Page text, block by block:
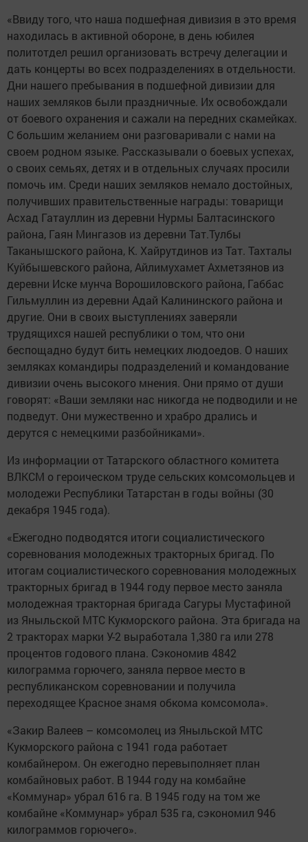
«Ввиду того, что наша подшефная дивизия в это время
находилась в активной обороне, в день юбилея
политотдел решил организовать встречу делегации и
дать концерты во всех подразделениях в отдельности.
Дни нашего пребывания в подшефной дивизии для
наших земляков были праздничные. Их освобождали
от боевого охранения и сажали на передних скамейках.
С большим желанием они разговаривали с нами на
своем родном языке. Рассказывали о боевых успехах,
о своих семьях, детях и в отдельных случаях просили
помочь им. Среди наших земляков немало достойных,
получивших правительственные награды: товарищи
Асхад Гатауллин из деревни Нурмы Балтасинского
района, Гаян Мингазов из деревни Тат.Тулбы
Таканышского района, К. Хайрутдинов из Тат. Тахталы
Куйбышевского района, Айлимухамет Ахметзянов из
деревни Иске мунча Ворошиловского района, Габбас
Гильмуллин из деревни Адай Калининского района и
другие. Они в своих выступлениях заверяли
трудящихся нашей республики о том, что они
беспощадно будут бить немецких людоедов. О наших
земляках командиры подразделений и командование
дивизии очень высокого мнения. Они прямо от души
говорят: «Ваши земляки нас никогда не подводили и не
подведут. Они мужественно и храбро дрались и
дерутся с немецкими разбойниками».
Из информации от Татарского областного комитета
ВЛКСМ о героическом труде сельских комсомольцев и
молодежи Республики Татарстан в годы войны (30
декабря 1945 года).
«Ежегодно подводятся итоги социалистического
соревнования молодежных тракторных бригад. По
итогам социалистического соревнования молодежных
тракторных бригад в 1944 году первое место заняла
молодежная тракторная бригада Сагуры Мустафиной
из Яныльской МТС Кукморского района. Эта бригада на
2 тракторах марки У-2 выработала 1,380 га или 278
процентов годового плана. Сэкономив 4842
килограмма горючего, заняла первое место в
республиканском соревновании и получила
переходящее Красное знамя обкома комсомола».
«Закир Валеев – комсомолец из Яныльской МТС
Кукморского района с 1941 года работает
комбайнером. Он ежегодно перевыполняет план
комбайновых работ. В 1944 году на комбайне
«Коммунар» убрал 616 га. В 1945 году на том же
комбайне «Коммунар» убрал 535 га, сэкономил 946
килограммов горючего».